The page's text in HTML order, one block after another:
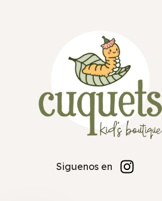
Siguenos en